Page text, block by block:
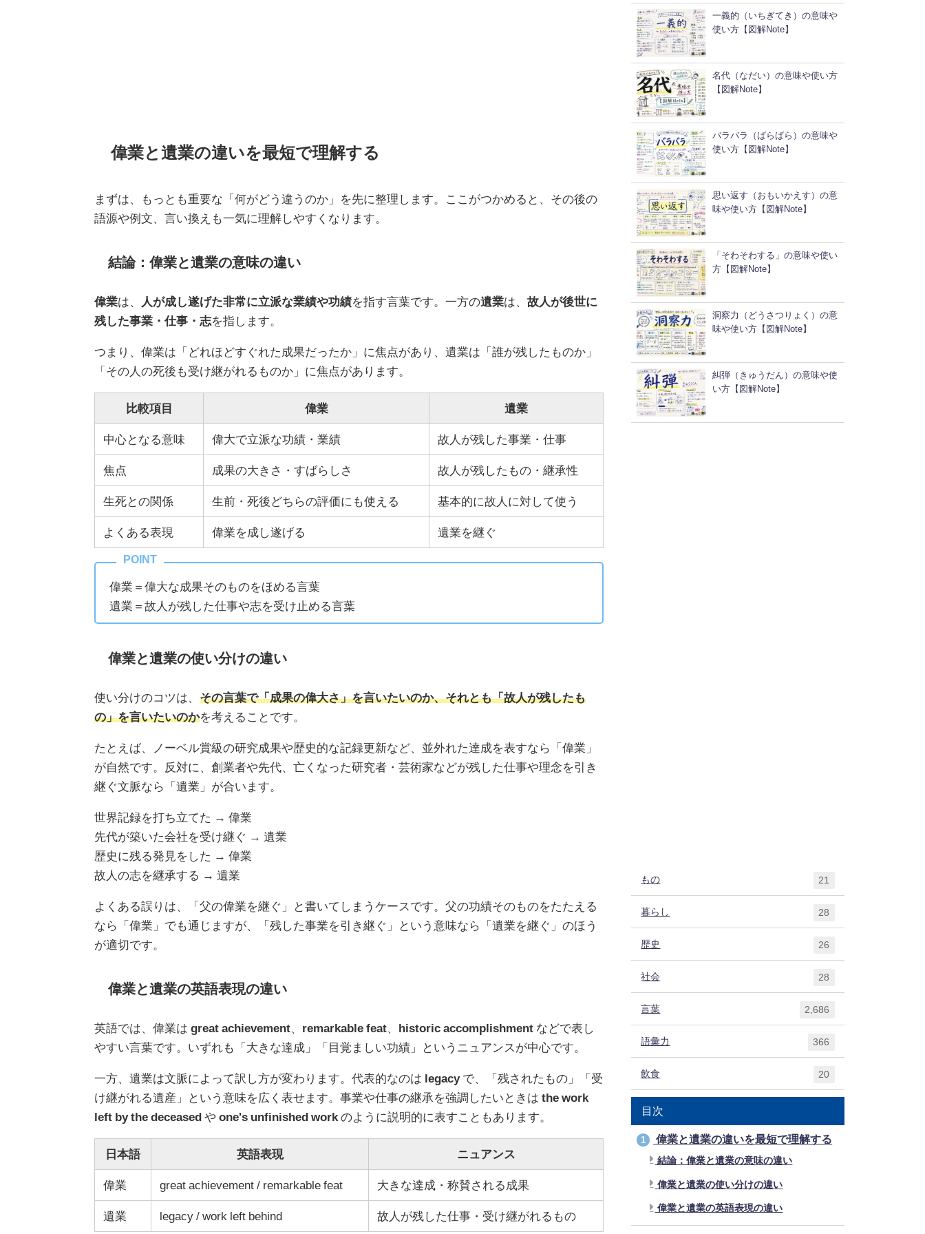
偉業と遺業の違いを最短で理解する
まずは、もっとも重要な「何がどう違うのか」を先に整理します。ここがつかめると、その後の
語源や例文、言い換えも一気に理解しやすくなります。
結論：偉業と遺業の意味の違い
偉業は、 人が成し遂げた非常に立派な業績や功績を指す言葉です。一方の遺業は、 故人が後世に
残した事業・仕事・志を指します。
つまり、偉業は「どれほどすぐれた成果だったか」に焦点があり、遺業は「誰が残したものか」
「その人の死後も受け継がれるものか」に焦点があります。
比較項目 偉業 遺業
中心となる意味 偉大で立派な功績・業績 故人が残した事業・仕事
焦点 成果の大きさ・すばらしさ 故人が残したもの・継承性
生死との関係 生前・死後どちらの評価にも使える 基本的に故人に対して使う
よくある表現 偉業を成し遂げる 遺業を継ぐ
偉業＝偉大な成果そのものをほめる言葉
遺業＝故人が残した仕事や志を受け止める言葉
偉業と遺業の使い分けの違い
使い分けのコツは、 その言葉で「成果の偉大さ」を言いたいのか、それとも「故人が残したも
の」を言いたいのかを考えることです。
たとえば、ノーベル賞級の研究成果や歴史的な記録更新など、並外れた達成を表すなら「偉業」
が自然です。反対に、創業者や先代、亡くなった研究者・芸術家などが残した仕事や理念を引き
継ぐ文脈なら「遺業」が合います。
世界記録を打ち立てた → 偉業
先代が築いた会社を受け継ぐ → 遺業
歴史に残る発見をした → 偉業
故人の志を継承する → 遺業
よくある誤りは、「父の偉業を継ぐ」と書いてしまうケースです。父の功績そのものをたたえる
なら「偉業」でも通じますが、「残した事業を引き継ぐ」という意味なら「遺業を継ぐ」のほう
が適切です。
偉業と遺業の英語表現の違い
英語では、偉業は great achievement remarkable feat historic accomplishment などで表し
やすい言葉です。いずれも「大きな達成」「目覚ましい功績」というニュアンスが中心です。
一方、遺業は文脈によって訳し方が変わります。代表的なのは legacyで、「残されたもの」「受
け継がれる遺産」という意味を広く表せます。事業や仕事の継承を強調したいときは the work
left by the deceased や one's unfinished work のように説明的に表すこともあります。
日本語 英語表現 ニュアンス
偉業 great achievement / remarkable feat 大きな達成・称賛される成果
遺業 legacy / work left behind 故人が残した仕事・受け継がれるもの
一義的（いちぎてき）の意味や
使い方【図解Note】
名代（なだい）の意味や使い方
【図解Note】
バラバラ（ばらばら）の意味や
使い方【図解Note】
思い返す（おもいかえす）の意
味や使い方【図解Note】
「そわそわする」の意味や使い
方【図解Note】
洞察力（どうさつりょく）の意
味や使い方【図解Note】
糾弾（きゅうだん）の意味や使
い方【図解Note】
もの 21
暮らし 28
歴史 26
社会 28
言葉 2,686
語彙力 366
飲食 20
目次
1 偉業と遺業の違いを最短で理解する
結論：偉業と遺業の意味の違い
偉業と遺業の使い分けの違い
偉業と遺業の英語表現の違い